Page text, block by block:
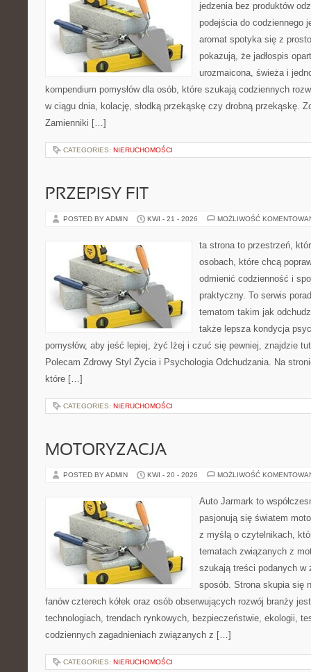
jedzenia bez produktów
podejścia do codziennego
aromat spotyka się z
pokazują, że jadłospis
urozmaicona, świeża i
kompendium pomysłów dla osób, które szukają codziennych
w ciągu dnia, kolację, słodką przekąskę czy drobną przekąskę.
Zamienniki […]
CATEGORIES: NIERUCHOMOŚCI
PRZEPISY FIT
POSTED BY ADMIN KWI - 21 - 2026 MOŻLIWOŚĆ
ta strona to przestrzeń,
osobach, które chcą
odmienić codzienność i
praktyczny. To serwis
tematom takim jak
także lepsza kondycja
pomysłów, aby jeść lepiej, żyć lżej i czuć się pewniej, znajdzie
Polecam Zdrowy Styl Życia i Psychologia Odchudzania. Na
które […]
CATEGORIES: NIERUCHOMOŚCI
MOTORYZACJA
POSTED BY ADMIN KWI - 20 - 2026 MOŻLIWOŚĆ
Auto Jarmark to
pasjonują się światem
z myślą o czytelnikach,
tematach związanych z
szukają treści podanych w
sposób. Strona skupia się
fanów czterech kółek oraz osób obserwujących rozwój branży
technologiach, trendach rynkowych, bezpieczeństwie, ekologii,
codziennych zagadnieniach związanych z […]
CATEGORIES: NIERUCHOMOŚCI